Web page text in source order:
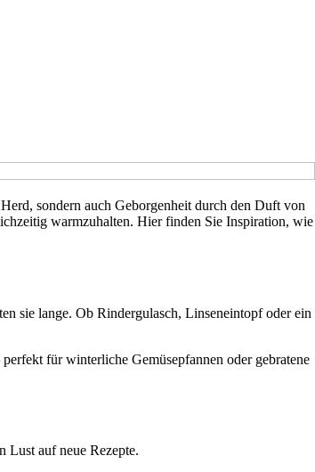
sondern auch Geborgenheit durch den Duft von
warmzuhalten. Hier finden Sie Inspiration, wie
sie lange. Ob Rindergulasch, Linseneintopf oder ein
für winterliche Gemüsepfannen oder gebratene
Lust auf neue Rezepte.